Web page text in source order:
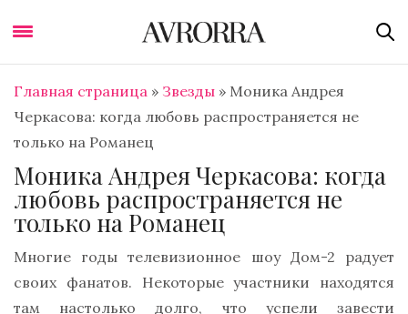
Главная страница » Звезды » Моника Андрея
Черкасова: когда любовь распространяется не
только на Романец
Моника Андрея Черкасова: когда
любовь распространяется не
только на Романец
Многие годы телевизионное шоу Дом-2 радует
своих фанатов. Некоторые участники находятся
там настолько долго, что успели завести